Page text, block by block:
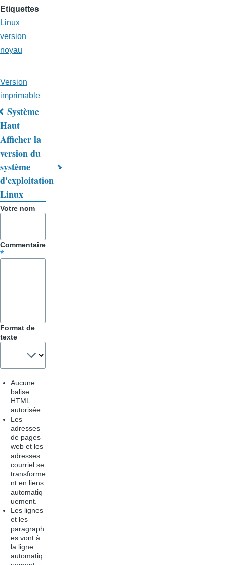
Etiquettes
Linux
version
noyau
Version
imprimable
Liens
transversaux
de
livre
pour
Trucs
Astuces
Système
Haut
Afficher la
version du
système
d'exploitation
Linux
Votre nom
Commentaire
Format de
texte
Aucune
balise
HTML
autorisée.
Les
adresses
de pages
web et les
adresses
courriel se
transforme
nt en liens
automatiq
uement.
Les lignes
et les
paragraph
es vont à
la ligne
automatiq